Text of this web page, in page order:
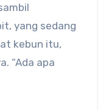
yang sedang
kebun itu,
“Ada apa